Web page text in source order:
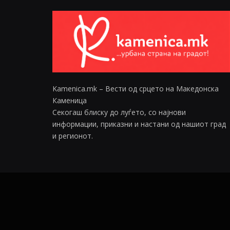
Kamenica.mk – Вести од срцето на Македонска
Каменица
Секогаш блиску до луѓето, со најнови
информации, приказни и настани од нашиот град
и регионот.